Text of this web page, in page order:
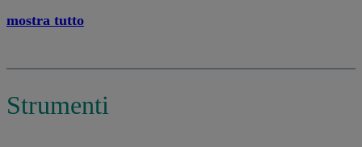
mostra tutto
Strumenti